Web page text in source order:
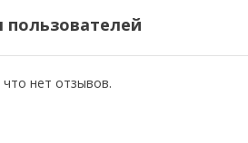
001
что нет отзывов.